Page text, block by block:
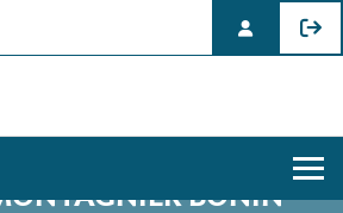
DE MARIE-THÉRÈSE
BONIN